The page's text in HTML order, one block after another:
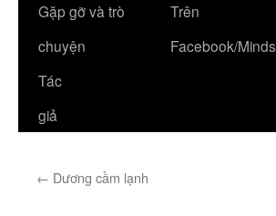
Gặp gỡ và trò
chuyện
Trên
Facebook/Minds
Tác
giả
← Dương cầm lạnh